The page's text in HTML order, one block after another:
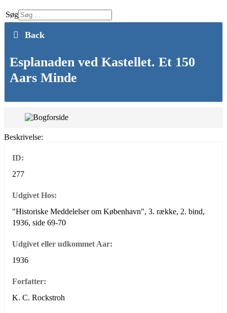
Søg
Back
Esplanaden ved Kastellet. Et 150
Aars Minde
Beskrivelse:
ID:
277
Udgivet Hos:
"Historiske Meddelelser om København", 3. række, 2. bind,
1936, side 69-70
Udgivet eller udkommet Aar:
1936
Forfatter:
K. C. Rockstroh